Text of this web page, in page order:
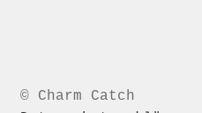
© Charm Catch